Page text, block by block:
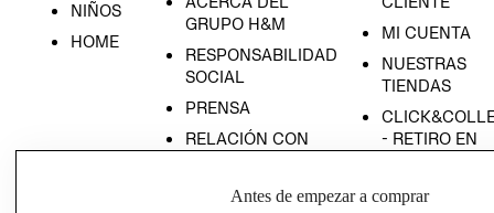
NIÑOS
HOME
GRUPO H&M
RESPONSABILIDAD
SOCIAL
PRENSA
RELACIÓN CON
POLÍTICA
MI CUENTA
NUESTRAS
TIENDAS
- RETIRO EN
TÉRMINOS Y
Antes de empezar a comprar